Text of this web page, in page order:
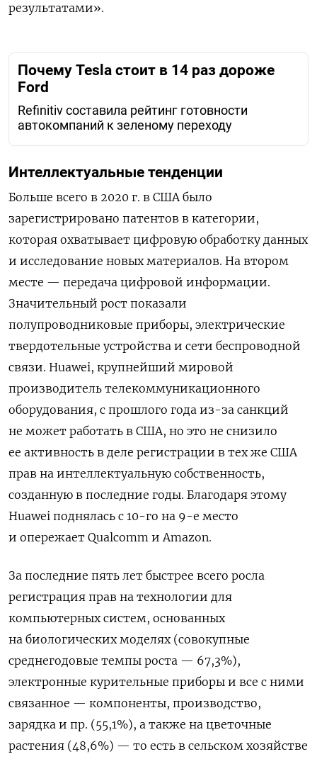
результатами».
Почему Tesla стоит в 14 раз дороже
Ford
Refinitiv составила рейтинг готовности
автокомпаний к зеленому переходу
Интеллектуальные тенденции
Больше всего в 2020 г. в США было
зарегистрировано патентов в категории,
которая охватывает цифровую обработку данных
и исследование новых материалов. На втором
месте — передача цифровой информации.
Значительный рост показали
полупроводниковые приборы, электрические
твердотельные устройства и сети беспроводной
связи. Huawei, крупнейший мировой
производитель телекоммуникационного
оборудования, с прошлого года из-за санкций
не может работать в США, но это не снизило
ее активность в деле регистрации в тех же США
прав на интеллектуальную собственность,
созданную в последние годы. Благодаря этому
Huawei поднялась с 10-го на 9-е место
и опережает Qualcomm и Amazon.
За последние пять лет быстрее всего росла
регистрация прав на технологии для
компьютерных систем, основанных
на биологических моделях (совокупные
среднегодовые темпы роста — 67,3%),
электронные курительные приборы и все с ними
связанное — компоненты, производство,
зарядка и пр. (55,1%), а также на цветочные
растения (48,6%) — то есть в сельском хозяйстве